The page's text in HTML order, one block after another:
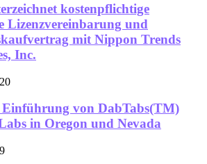
kostenpflichtige
Lizenzvereinbarung und
mit Nippon Trends
Inc.
von DabTabs(TM)
in Oregon und Nevada